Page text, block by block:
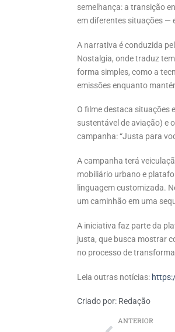
semelhança: a transição
em diferentes situações —
A narrativa é conduzida
Nostalgia, onde traduz
forma simples, como a
emissões enquanto
O filme destaca situações
sustentável de aviação) e
campanha: “Justa para
A campanha terá
mobiliário urbano e
linguagem customizada.
um caminhão em uma
A iniciativa faz parte da
justa, que busca mostrar
no processo de
Leia outras notícias:
Criado por: Redação
ANTERIOR